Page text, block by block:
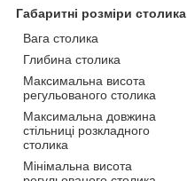
Габаритні розміри столика
Вага столика
Глибина столика
Максимальна висота
регульованого столика
Максимальна довжина
стільниці розкладного
столика
Мінімальна висота